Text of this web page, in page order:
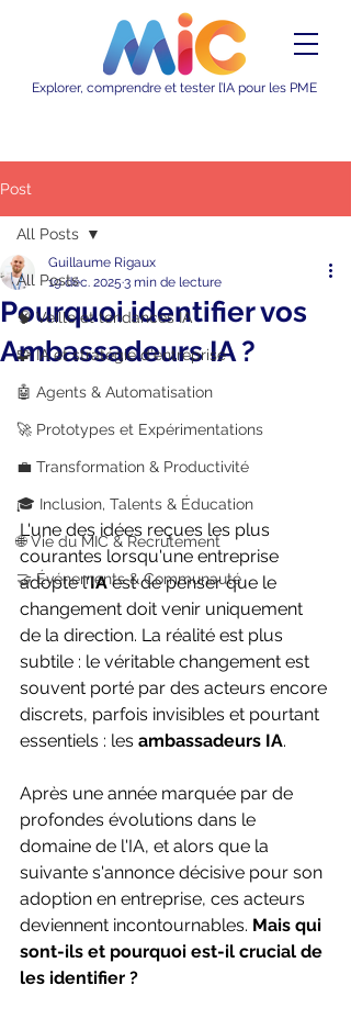
Explorer, comprendre et tester l’IA pour les PME
Post
All Posts
🧠 Veille et tendances IA
🧩 IA et stratégie d'entreprise
🤖 Agents & Automatisation
🚀 Prototypes et Expérimentations
💼 Transformation & Productivité
🎓 Inclusion, Talents & Éducation
🌐 Vie du MIC & Recrutement
🤝 Événements & Communauté
All Posts
Pourquoi identifier vos
Ambassadeurs IA ?
Guillaume Rigaux
19 déc. 2025 3 min de lecture
L'une des idées reçues les plus
courantes lorsqu'une entreprise
adopte l'IA est de penser que le
changement doit venir uniquement
de la direction. La réalité est plus
subtile : le véritable changement est
souvent porté par des acteurs encore
discrets, parfois invisibles et pourtant
essentiels : les ambassadeurs IA.
Après une année marquée par de
profondes évolutions dans le
domaine de l'IA, et alors que la
suivante s'annonce décisive pour son
adoption en entreprise, ces acteurs
deviennent incontournables. Mais qui
sont-ils et pourquoi est-il crucial de
les identifier ?